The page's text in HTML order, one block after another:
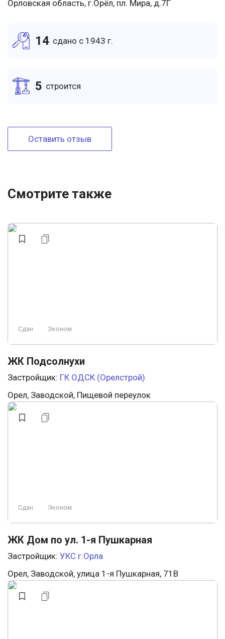
Орловская область, г.Орёл, пл. Мира, д.7Г
14 cдано c 1943 г.
5 cтроится
Оставить отзыв
Смотрите также
Сдан Эконом
ЖК Подсолнухи
Застройщик: ГК ОДСК (Орелстрой)
Орел, Заводской, Пищевой переулок
Сдан Эконом
ЖК Дом по ул. 1-я Пушкарная
Застройщик: УКС г.Орла
Орел, Заводской, улица 1-я Пушкарная, 71В